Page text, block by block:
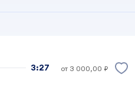
3:27 от 3 000,00 ₽